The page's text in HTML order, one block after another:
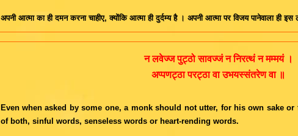
अपनी आत्मा का ही दमन करना चाहीए, क्योंकि आत्मा ही दुर्दम्य है । अपनी आत्मा पर विजय पानेवाला ही
न लवेज्ज पुट्ठो सावज्जं न निरत्थं न मम्मयं ।
अप्पणट्ठा परट्ठा वा उभयस्संतरेण वा ॥
Even when asked by some one, a monk should not utter, for his own sake
of both, sinful words, senseless words or heart-rending words.